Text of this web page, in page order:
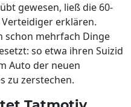
gewesen, ließ die 60-
erklären.
schon mehrfach Dinge
so etwa ihren Suizid
Auto der neuen
zu zerstechen.